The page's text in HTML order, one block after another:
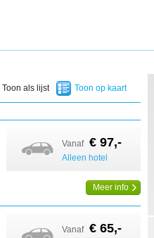
Vanaf € 97,-
Alleen hotel
Meer info
Vanaf € 65,-
Toon op kaart
Toon als lijst